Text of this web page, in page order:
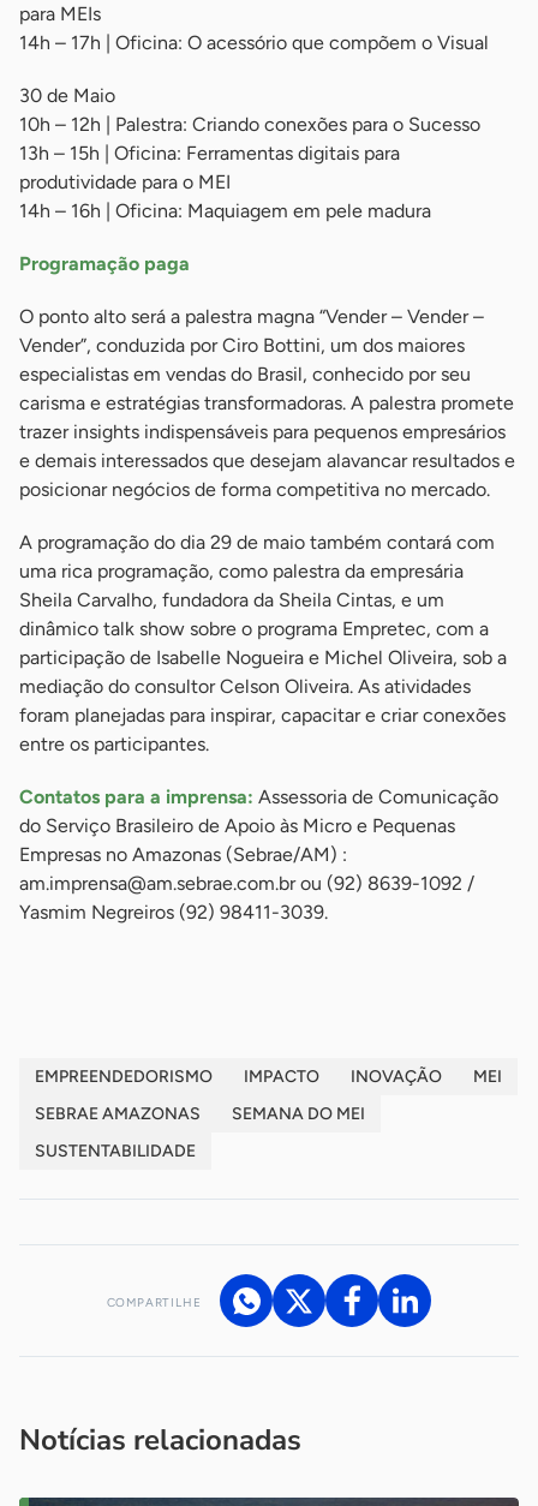
para MEIs
14h – 17h | Oficina: O acessório que compõem o Visual
30 de Maio
10h – 12h | Palestra: Criando conexões para o Sucesso
13h – 15h | Oficina: Ferramentas digitais para
produtividade para o MEI
14h – 16h | Oficina: Maquiagem em pele madura
Programação paga
O ponto alto será a palestra magna “Vender – Vender –
Vender”, conduzida por Ciro Bottini, um dos maiores
especialistas em vendas do Brasil, conhecido por seu
carisma e estratégias transformadoras. A palestra promete
trazer insights indispensáveis para pequenos empresários
e demais interessados que desejam alavancar resultados e
posicionar negócios de forma competitiva no mercado.
A programação do dia 29 de maio também contará com
uma rica programação, como palestra da empresária
Sheila Carvalho, fundadora da Sheila Cintas, e um
dinâmico talk show sobre o programa Empretec, com a
participação de Isabelle Nogueira e Michel Oliveira, sob a
mediação do consultor Celson Oliveira. As atividades
foram planejadas para inspirar, capacitar e criar conexões
entre os participantes.
Contatos para a imprensa: Assessoria de Comunicação
do Serviço Brasileiro de Apoio às Micro e Pequenas
Empresas no Amazonas (Sebrae/AM) :
am.imprensa@am.sebrae.com.brou (92) 8639-1092 /
Yasmim Negreiros (92) 98411-3039.
EMPREENDEDORISMO IMPACTO INOVAÇÃO
MEI
SEBRAE AMAZONAS
SEMANA DO MEI
SUSTENTABILIDADE
COMPARTILHE
Notícias relacionadas